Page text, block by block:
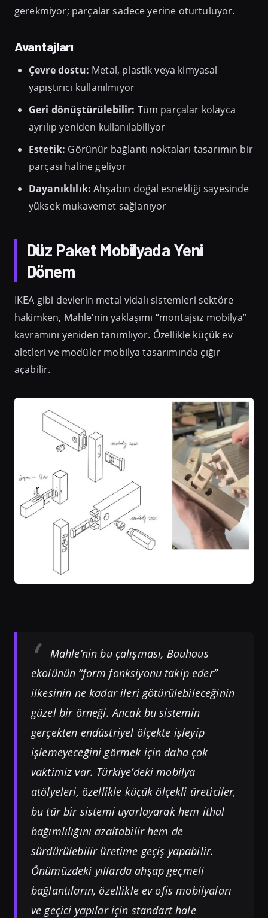
gerekmiyor; parçalar sadece yerine oturtuluyor.
Avantajları
Çevre dostu: Metal, plastik veya kimyasal
yapıştırıcı kullanılmıyor
Geri dönüştürülebilir: Tüm parçalar kolayca
ayrılıp yeniden kullanılabiliyor
Estetik: Görünür bağlantı noktaları tasarımın bir
parçası haline geliyor
Dayanıklılık: Ahşabın doğal esnekliği sayesinde
yüksek mukavemet sağlanıyor
Düz Paket Mobilyada Yeni
Dönem
IKEA gibi devlerin metal vidalı sistemleri sektöre
hakimken, Mahle’nin yaklaşımı “montajsız mobilya”
kavramını yeniden tanımlıyor. Özellikle küçük ev
aletleri ve modüler mobilya tasarımında çığır
açabilir.
Mahle’nin bu çalışması, Bauhaus
ekolünün “form fonksiyonu takip eder”
ilkesinin ne kadar ileri götürülebileceğinin
güzel bir örneği. Ancak bu sistemin
gerçekten endüstriyel ölçekte işleyip
işlemeyeceğini görmek için daha çok
vaktimiz var. Türkiye’deki mobilya
atölyeleri, özellikle küçük ölçekli üreticiler,
bu tür bir sistemi uyarlayarak hem ithal
bağımlılığını azaltabilir hem de
sürdürülebilir üretime geçiş yapabilir.
Önümüzdeki yıllarda ahşap geçmeli
bağlantıların, özellikle ev ofis mobilyaları
ve geçici yapılar için standart hale